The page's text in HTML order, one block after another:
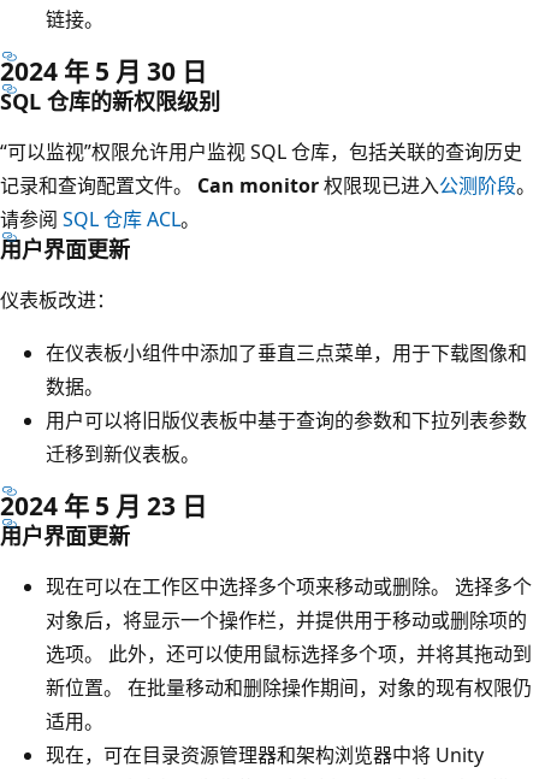
链接。
2024 年 5 月 30 日
SQL 仓库的新权限级别
“可以监视”权限允许用户监视 SQL 仓库，包括关联的查询历史
记录和查询配置文件。
Can monitor权限现已进入公测阶段。
请参阅 SQL 仓库 ACL。
用户界面更新
仪表板改进：
在仪表板小组件中添加了垂直三点菜单，用于下载图像和
数据。
用户可以将旧版仪表板中基于查询的参数和下拉列表参数
迁移到新仪表板。
2024 年 5 月 23 日
用户界面更新
现在可以在工作区中选择多个项来移动或删除。 选择多个
对象后，将显示一个操作栏，并提供用于移动或删除项的
选项。 此外，还可以使用鼠标选择多个项，并将其拖动到
新位置。 在批量移动和删除操作期间，对象的现有权限仍
适用。
现在，可在目录资源管理器和架构浏览器中将 Unity